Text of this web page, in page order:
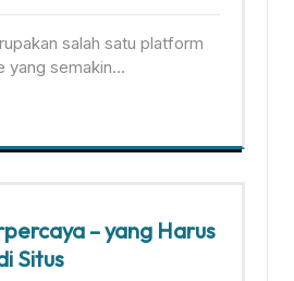
salah satu platform
yang semakin…
– yang Harus
Situs